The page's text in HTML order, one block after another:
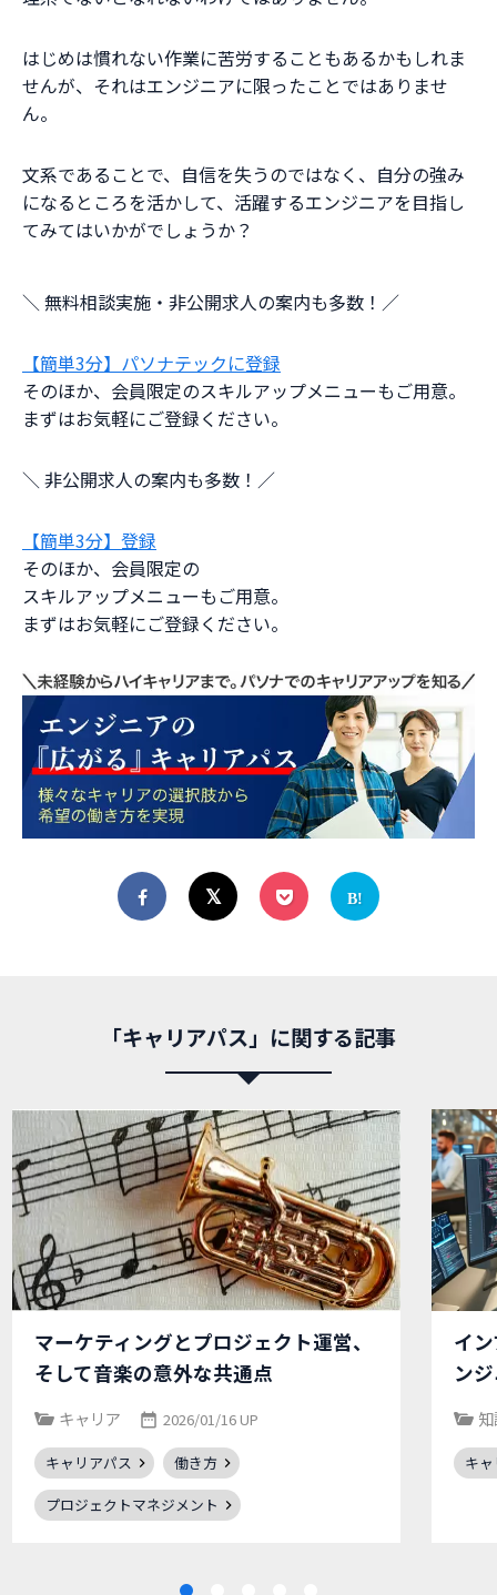
はじめは慣れない作業に苦労することもあるかもしれま
せんが、それはエンジニアに限ったことではありませ
ん。
文系であることで、自信を失うのではなく、自分の強み
になるところを活かして、活躍するエンジニアを目指し
てみてはいかがでしょうか？
＼ 無料相談実施・非公開求人の案内も多数！／
【簡単3分】パソナテックに登録
そのほか、会員限定のスキルアップメニューもご用意。
まずはお気軽にご登録ください。
＼ 非公開求人の案内も多数！／
【簡単3分】登録
そのほか、会員限定の
スキルアップメニューもご用意。
まずはお気軽にご登録ください。
「キャリアパス」に関する記事
マーケティングとプロジェクト運営、
そして音楽の意外な共通点
キャリア 2026/01/16 UP
キャリアパス
働き方
プロジェクトマネジメント
イ
ン
キ